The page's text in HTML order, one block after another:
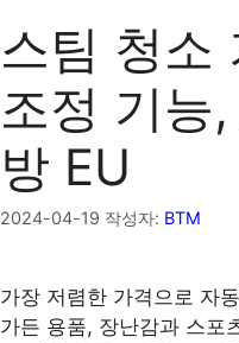
스팀 청소
조정 기능
방 EU
2024-04-19 작성자: BTM
가장 저렴한 가격으로 자
가든 용품, 장난감과 스포